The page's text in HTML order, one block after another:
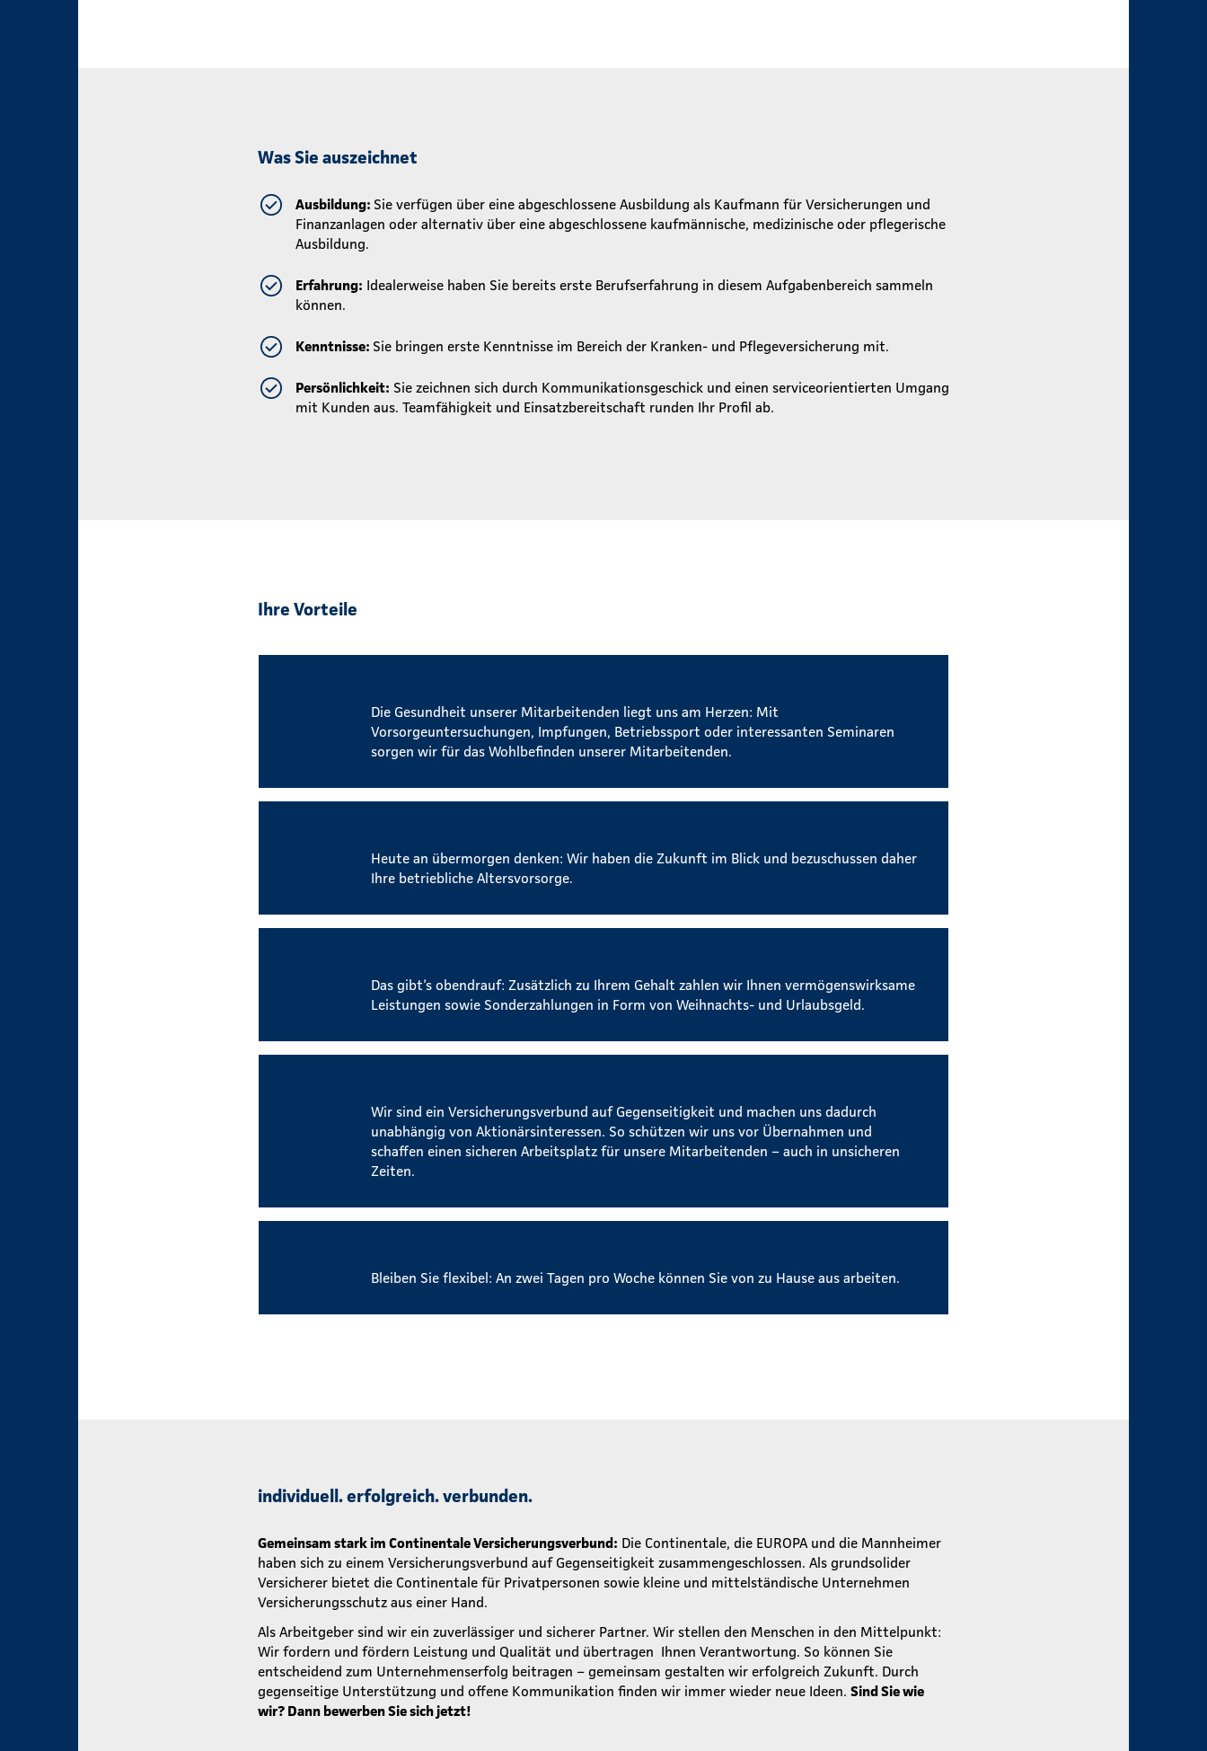
Was Sie auszeichnet
Ausbildung: Sie verfügen über eine abgeschlossene Ausbildung als Kaufmann für Versicherungen und
Finanzanlagen oder alternativ über eine abgeschlossene kaufmännische, medizinische oder pflegerische
Ausbildung.
Erfahrung: Idealerweise haben Sie bereits erste Berufserfahrung in diesem Aufgabenbereich sammeln
können.
Kenntnisse: Sie bringen erste Kenntnisse im Bereich der Kranken- und Pflegeversicherung mit.
Persönlichkeit: Sie zeichnen sich durch Kommunikationsgeschick und einen serviceorientierten Umgang
mit Kunden aus. Teamfähigkeit und Einsatzbereitschaft runden Ihr Profil ab.
Ihre Vorteile
Die Gesundheit unserer Mitarbeitenden liegt uns am Herzen: Mit
Vorsorgeuntersuchungen, Impfungen, Betriebssport oder interessanten Seminaren
sorgen wir für das Wohlbefinden unserer Mitarbeitenden.
Heute an übermorgen denken: Wir haben die Zukunft im Blick und bezuschussen daher
Ihre betriebliche Altersvorsorge.
Das gibt’s obendrauf: Zusätzlich zu Ihrem Gehalt zahlen wir Ihnen vermögenswirksame
Leistungen sowie Sonderzahlungen in Form von Weihnachts- und Urlaubsgeld.
Wir sind ein Versicherungsverbund auf Gegenseitigkeit und machen uns dadurch
unabhängig von Aktionärsinteressen. So schützen wir uns vor Übernahmen und
schaffen einen sicheren Arbeitsplatz für unsere Mitarbeitenden – auch in unsicheren
Zeiten.
Bleiben Sie flexibel: An zwei Tagen pro Woche können Sie von zu Hause aus arbeiten.
individuell. erfolgreich. verbunden.
Gemeinsam stark im Continentale Versicherungsverbund: Die Continentale, die EUROPA und die Mannheimer
haben sich zu einem Versicherungsverbund auf Gegenseitigkeit zusammengeschlossen. Als grundsolider
Versicherer bietet die Continentale für Privatpersonen sowie kleine und mittelständische Unternehmen
Versicherungsschutz aus einer Hand.
Als Arbeitgeber sind wir ein zuverlässiger und sicherer Partner. Wir stellen den Menschen in den Mittelpunkt:
Wir fordern und fördern Leistung und Qualität und übertragen Ihnen Verantwortung. So können Sie
entscheidend zum Unternehmenserfolg beitragen – gemeinsam gestalten wir erfolgreich Zukunft. Durch
gegenseitige Unterstützung und offene Kommunikation finden wir immer wieder neue Ideen. Sind Sie wie
wir? Dann bewerben Sie sich jetzt!